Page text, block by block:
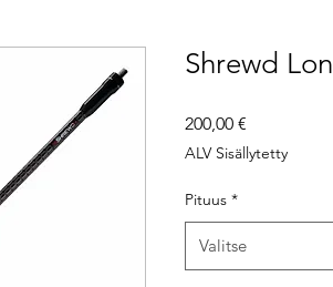
Shrewd
200,00 €
ALV Sisällytetty
Pituus *
Valitse